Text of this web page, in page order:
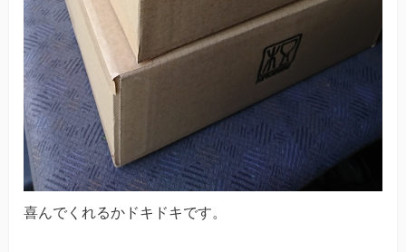
喜んでくれるかドキドキです。